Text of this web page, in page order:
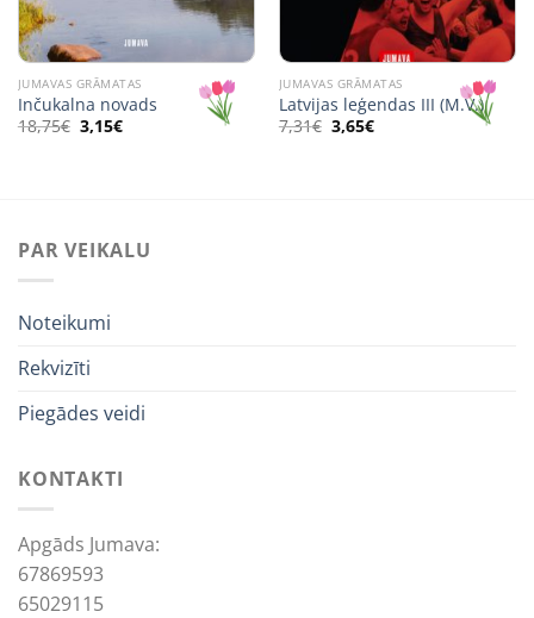
JUMAVAS GRĀMATAS
Inčukalna novads
18,75€ Original
price
3,15€Current
JUMAVAS GRĀMATAS
Latvijas leģendas III (M.V.)
7,31€ Original
price
3,65€Current
PAR VEIKALU
Noteikumi
Rekvizīti
Piegādes veidi
KONTAKTI
Apgāds Jumava:
67869593
65029115